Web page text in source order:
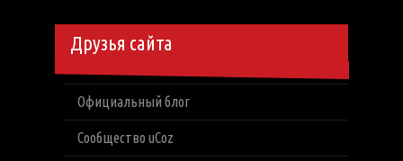
Друзья сайта
Официальный блог
Сообщество uCoz